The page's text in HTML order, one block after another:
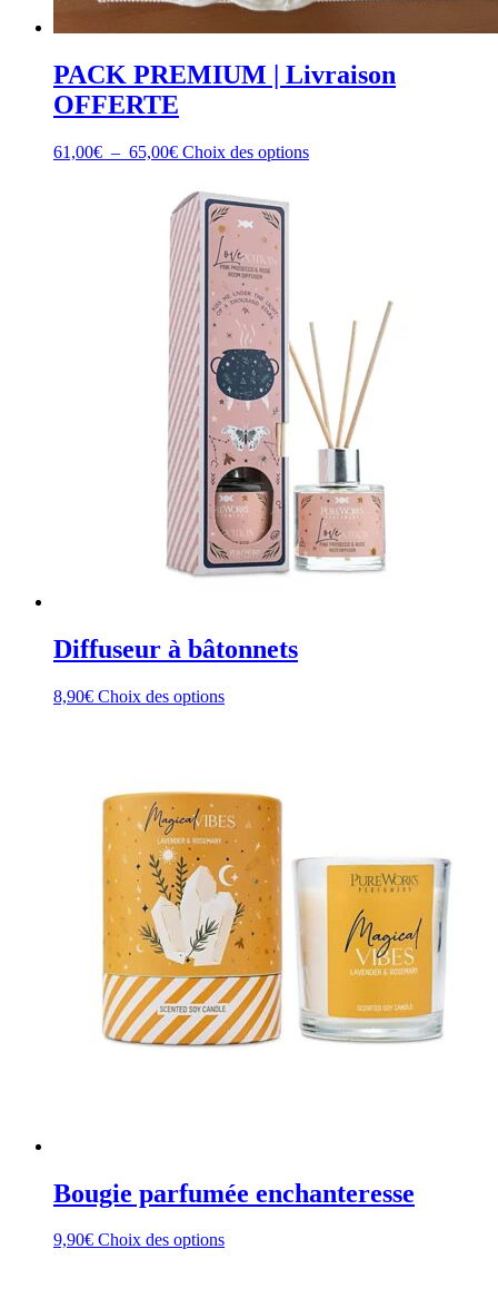
PACK PREMIUM | Livraison
OFFERTE
61,00€ – 65,00€Plage
prix :
61,00€
à
65,00€
Choix des optionsCe
choisies
sur
la
page
du
produit
Diffuseur à bâtonnets
8,90€ Choix des optionsCe
Les
options
peuvent
être
choisies
sur
la
page
du
produit
Bougie parfumée enchanteresse
9,90€ Choix des optionsCe